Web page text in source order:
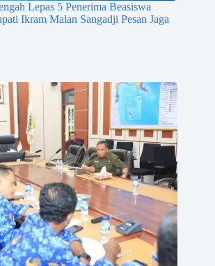
Lepas 5 Penerima Beasiswa
Ikram Malan Sangadji Pesan Jaga